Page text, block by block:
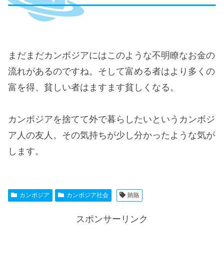
まだまだカンボジアにはこのような不明瞭なお金の
流れがあるのですね。そして富める者はより多くの
富を得、貧しい者はますます貧しくなる。
カンボジアを捨てて外で暮らしたいというカンボジ
ア人の友人。その気持ちが少し分かったような気が
します。
カンボジア カンボジア社会 賄賂
スポンサーリンク